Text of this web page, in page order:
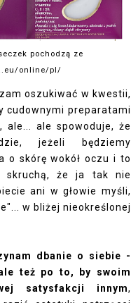
pochodzą ze
online/pl/
oszukiwać w kwestii,
cudownymi preparatami
ale spowoduje, że
jeżeli będziemy
o skórę wokół oczu i to
skruchą, że ja tak nie
ani w głowie myśli,
w bliżej nieokreślonej
dbanie o siebie -
też po to, by swoim
satysfakcji innym,